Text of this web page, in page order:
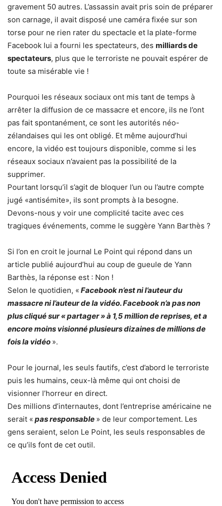
gravement 50 autres. L’assassin avait pris soin de préparer
son carnage, il avait disposé une caméra fixée sur son
torse pour ne rien rater du spectacle et la plate-forme
Facebook lui a fourni les spectateurs, des milliards de
spectateurs, plus que le terroriste ne pouvait espérer de
toute sa misérable vie !
Pourquoi les réseaux sociaux ont mis tant de temps à
arrêter la diffusion de ce massacre et encore, ils ne l’ont
pas fait spontanément, ce sont les autorités néo-
zélandaises qui les ont obligé. Et même aujourd’hui
encore, la vidéo est toujours disponible, comme si les
réseaux sociaux n’avaient pas la possibilité de la
supprimer.
Pourtant lorsqu’il s’agit de bloquer l’un ou l’autre compte
jugé «antisémite», ils sont prompts à la besogne.
Devons-nous y voir une complicité tacite avec ces
tragiques événements, comme le suggère Yann Barthès ?
Si l’on en croit le journal Le Point qui répond dans un
article publié aujourd’hui au coup de gueule de Yann
Barthès, la réponse est : Non !
Selon le quotidien, « Facebook n’est ni l’auteur du
massacre ni l’auteur de la vidéo. Facebook n’a pas non
plus cliqué sur « partager » à 1,5 million de reprises, et a
encore moins visionné plusieurs dizaines de millions de
fois la vidéo ».
Pour le journal, les seuls fautifs, c’est d’abord le terroriste
puis les humains, ceux-là même qui ont choisi de
visionner l’horreur en direct.
Des millions d’internautes, dont l’entreprise américaine ne
serait « pas responsable » de leur comportement. Les
gens seraient, selon Le Point, les seuls responsables de
ce qu’ils font de cet outil.